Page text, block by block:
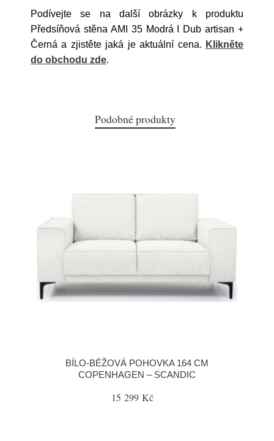
Podívejte se na další obrázky k produktu
Předsíňová stěna AMI 35 Modrá I Dub artisan +
Černá a zjistěte jaká je aktuální cena. Klikněte
do obchodu zde.
Podobné produkty
BÍLO-BÉŽOVÁ POHOVKA 164 CM
COPENHAGEN – SCANDIC
15 299 Kč